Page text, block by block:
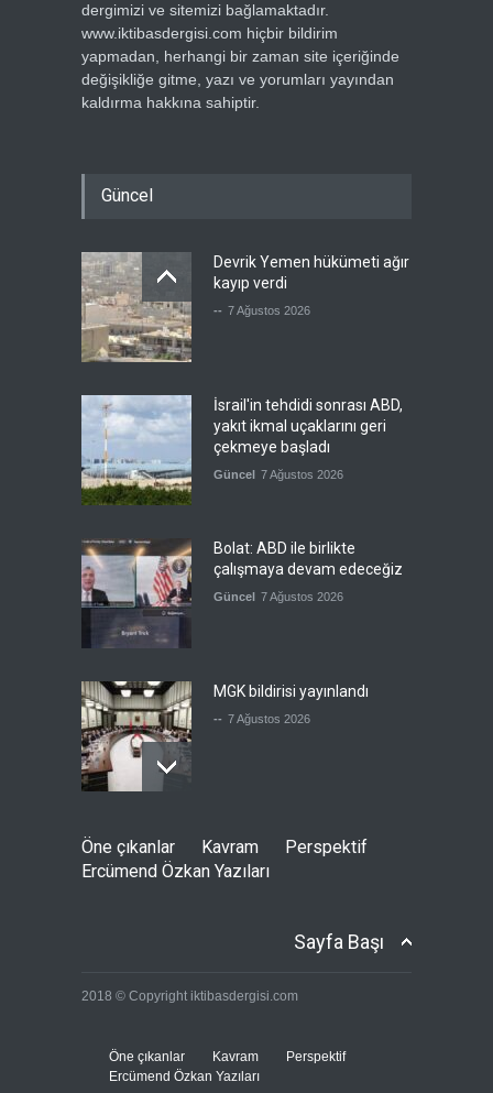
dergimizi ve sitemizi bağlamaktadır.
www.iktibasdergisi.com hiçbir bildirim
yapmadan, herhangi bir zaman site içeriğinde
değişikliğe gitme, yazı ve yorumları yayından
kaldırma hakkına sahiptir.
Güncel
Devrik Yemen hükümeti ağır
kayıp verdi
-- 7 Ağustos 2026
İsrail'in tehdidi sonrası ABD,
yakıt ikmal uçaklarını geri
çekmeye başladı
Güncel 7 Ağustos 2026
Bolat: ABD ile birlikte
çalışmaya devam edeceğiz
Güncel 7 Ağustos 2026
MGK bildirisi yayınlandı
-- 7 Ağustos 2026
Ensarullah: Suudi rejimi için
en kısa ve en az maliyetli yol,
müdahaleyi durdurmak
eski rejimin askerlerini vurdu
Öne çıkanlar Kavram
Perspektif
Ercümend Özkan Yazıları
Sayfa Başı
2018 © Copyright iktibasdergisi.com
Öne çıkanlar Kavram
Perspektif
Ercümend Özkan Yazıları